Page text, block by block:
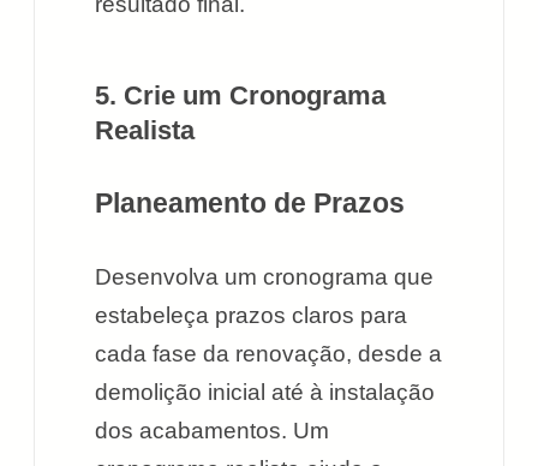
5. Crie um Cronograma
Realista
Planeamento de Prazos
Desenvolva um cronograma que
estabeleça prazos claros para
cada fase da renovação, desde a
demolição inicial até à instalação
dos acabamentos. Um